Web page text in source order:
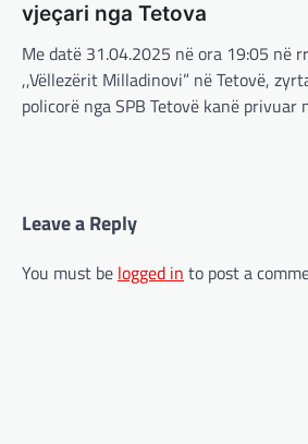
vjeçari nga Tetova
Me datë 31.04.2025 në ora 19:05 në
,,Vëllezërit Milladinovi” në Tetovë,
policorë nga SPB Tetovë kanë privuar
Leave a Reply
You must be logged in to post a